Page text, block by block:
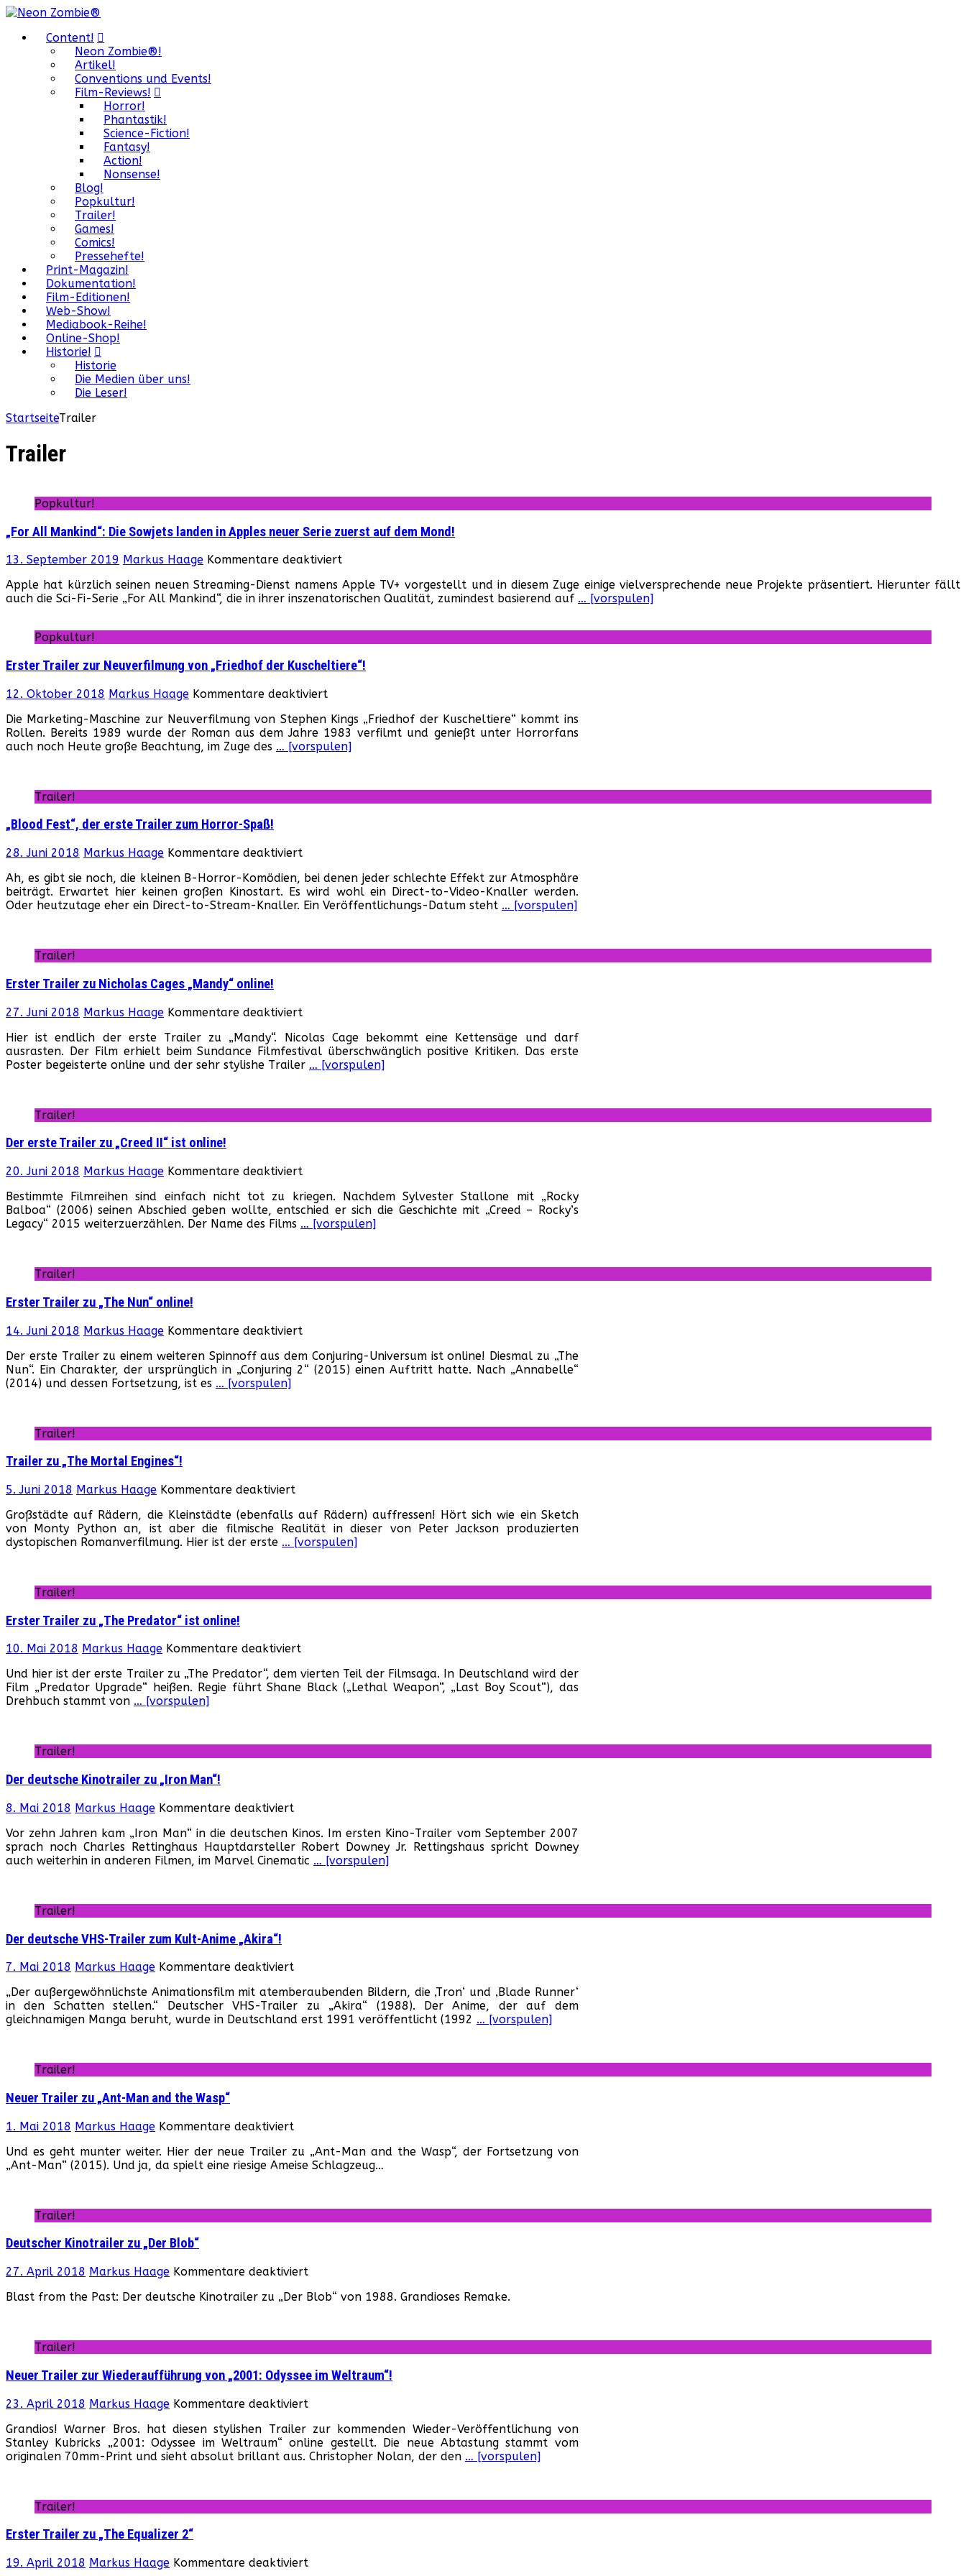
Content!
Neon Zombie®!
Artikel!
Conventions und Events!
Film-Reviews!
Horror!
Phantastik!
Science-Fiction!
Fantasy!
Action!
Nonsense!
Blog!
Popkultur!
Trailer!
Games!
Comics!
Pressehefte!
Print-Magazin!
Dokumentation!
Film-Editionen!
Web-Show!
Mediabook-Reihe!
Online-Shop!
Historie!
Historie
Die Medien über uns!
Die Leser!
StartseiteTrailer
Trailer
Popkultur!
„For All Mankind“: Die Sowjets landen in Apples neuer Serie zuerst auf dem Mond!
13. September 2019 Markus Haage Kommentare deaktiviertfür
All
Mankind“:
Sowjets
landen
Apples
auf
dem
Mond!
Apple hat kürzlich seinen neuen Streaming-Dienst namens Apple TV+ vorgestellt und in diesem Zuge einige vielversprechende neue Projekte präsentiert. Hierunter fällt
auch die Sci-Fi-Serie „For All Mankind“, die in ihrer inszenatorischen Qualität, zumindest basierend auf … [vorspulen]
Popkultur!
Erster Trailer zur Neuverfilmung von „Friedhof der Kuscheltiere“!
12. Oktober 2018 Markus Haage Kommentare deaktiviert
Trailer
zur
Neuverfilmung
der
Kuscheltiere“!
Die Marketing-Maschine zur Neuverfilmung von Stephen Kings „Friedhof der Kuscheltiere“ kommt ins
Rollen. Bereits 1989 wurde der Roman aus dem Jahre 1983 verfilmt und genießt unter Horrorfans
auch noch Heute große Beachtung, im Zuge des … [vorspulen]
Trailer!
„Blood Fest“, der erste Trailer zum Horror-Spaß!
28. Juni 2018 Markus Haage Kommentare deaktiviertfür
Fest“,
der
erste
Horror-
Spaß!
Ah, es gibt sie noch, die kleinen B-Horror-Komödien, bei denen jeder schlechte Effekt zur Atmosphäre
beiträgt. Erwartet hier keinen großen Kinostart. Es wird wohl ein Direct-to-Video-Knaller werden.
Oder heutzutage eher ein Direct-to-Stream-Knaller. Ein Veröffentlichungs-Datum steht … [vorspulen]
Trailer!
Erster Trailer zu Nicholas Cages „Mandy“ online!
27. Juni 2018 Markus Haage Kommentare deaktiviert
Trailer
zu
Nicholas
online!
Hier ist endlich der erste Trailer zu „Mandy“. Nicolas Cage bekommt eine Kettensäge und darf
ausrasten. Der Film erhielt beim Sundance Filmfestival überschwänglich positive Kritiken. Das erste
Poster begeisterte online und der sehr stylishe Trailer … [vorspulen]
Trailer!
Der erste Trailer zu „Creed II“ ist online!
20. Juni 2018 Markus Haage Kommentare deaktiviertfür
erste
Trailer
zu
ist
online!
Bestimmte Filmreihen sind einfach nicht tot zu kriegen. Nachdem Sylvester Stallone mit „Rocky
Balboa“ (2006) seinen Abschied geben wollte, entschied er sich die Geschichte mit „Creed – Rocky’s
Legacy“ 2015 weiterzuerzählen. Der Name des Films … [vorspulen]
Trailer!
Erster Trailer zu „The Nun“ online!
14. Juni 2018 Markus Haage Kommentare deaktiviert
Trailer
zu
Der erste Trailer zu einem weiteren Spinnoff aus dem Conjuring-Universum ist online! Diesmal zu „The
Nun“. Ein Charakter, der ursprünglich in „Conjuring 2“ (2015) einen Auftritt hatte. Nach „Annabelle“
(2014) und dessen Fortsetzung, ist es … [vorspulen]
Trailer!
Trailer zu „The Mortal Engines“!
5. Juni 2018 Markus Haage Kommentare deaktiviertfür
zu
„The
Mortal
Großstädte auf Rädern, die Kleinstädte (ebenfalls auf Rädern) auffressen! Hört sich wie ein Sketch
von Monty Python an, ist aber die filmische Realität in dieser von Peter Jackson produzierten
dystopischen Romanverfilmung. Hier ist der erste … [vorspulen]
Trailer!
Erster Trailer zu „The Predator“ ist online!
10. Mai 2018 Markus Haage Kommentare deaktiviertfür
Trailer
zu
online!
Und hier ist der erste Trailer zu „The Predator“, dem vierten Teil der Filmsaga. In Deutschland wird der
Film „Predator Upgrade“ heißen. Regie führt Shane Black („Lethal Weapon“, „Last Boy Scout“), das
Drehbuch stammt von … [vorspulen]
Trailer!
Der deutsche Kinotrailer zu „Iron Man“!
8. Mai 2018 Markus Haage Kommentare deaktiviertfür
deutsche
Kinotrailer
zu
Vor zehn Jahren kam „Iron Man“ in die deutschen Kinos. Im ersten Kino-Trailer vom September 2007
sprach noch Charles Rettinghaus Hauptdarsteller Robert Downey Jr. Rettingshaus spricht Downey
auch weiterhin in anderen Filmen, im Marvel Cinematic … [vorspulen]
Trailer!
Der deutsche VHS-Trailer zum Kult-Anime „Akira“!
7. Mai 2018 Markus Haage Kommentare deaktiviertfür
deutsche
VHS-
Trailer
Anime
„Akira“!
„Der außergewöhnlichste Animationsfilm mit atemberaubenden Bildern, die ‚Tron‘ und ‚Blade Runner‘
in den Schatten stellen.“ Deutscher VHS-Trailer zu „Akira“ (1988). Der Anime, der auf dem
gleichnamigen Manga beruht, wurde in Deutschland erst 1991 veröffentlicht (1992 … [vorspulen]
Trailer!
Neuer Trailer zu „Ant-Man and the Wasp“
1. Mai 2018 Markus Haage Kommentare deaktiviert
Trailer
zu
and
the
Und es geht munter weiter. Hier der neue Trailer zu „Ant-Man and the Wasp“, der Fortsetzung von
„Ant-Man“ (2015). Und ja, da spielt eine riesige Ameise Schlagzeug…
Trailer!
Deutscher Kinotrailer zu „Der Blob“
27. April 2018 Markus Haage Kommentare deaktiviertfür
Kinotrailer
Blob“
Blast from the Past: Der deutsche Kinotrailer zu „Der Blob“ von 1988. Grandioses Remake.
Trailer!
Neuer Trailer zur Wiederaufführung von „2001: Odyssee im Weltraum“!
23. April 2018 Markus Haage Kommentare deaktiviert
Trailer
zur
Wiederaufführung
Odyssee
im
Grandios! Warner Bros. hat diesen stylishen Trailer zur kommenden Wieder-Veröffentlichung von
Stanley Kubricks „2001: Odyssee im Weltraum“ online gestellt. Die neue Abtastung stammt vom
originalen 70mm-Print und sieht absolut brillant aus. Christopher Nolan, der den … [vorspulen]
Trailer!
Erster Trailer zu „The Equalizer 2“
19. April 2018 Markus Haage Kommentare deaktiviertfür